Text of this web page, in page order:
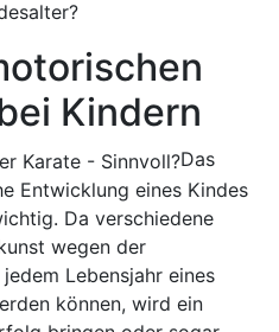
Kindern
Das
Entwicklung eines Kindes
Da verschiedene
wegen der
Lebensjahr eines
können, wird ein